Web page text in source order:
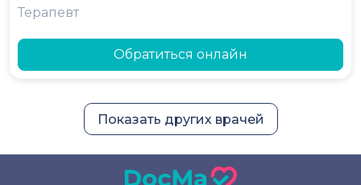
Терапевт
Обратиться онлайн
Показать других врачей